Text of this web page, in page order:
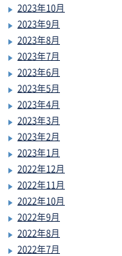
2023年10月
2023年9月
2023年8月
2023年7月
2023年6月
2023年5月
2023年4月
2023年3月
2023年2月
2023年1月
2022年12月
2022年11月
2022年10月
2022年9月
2022年8月
2022年7月